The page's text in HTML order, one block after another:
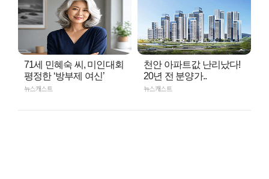
71세 민혜숙 씨, 미인대회
평정한 ‘방부제 여신’
뉴스캐스트
천안 아파트값 난리났다!
20년 전 분양가..
뉴스캐스트